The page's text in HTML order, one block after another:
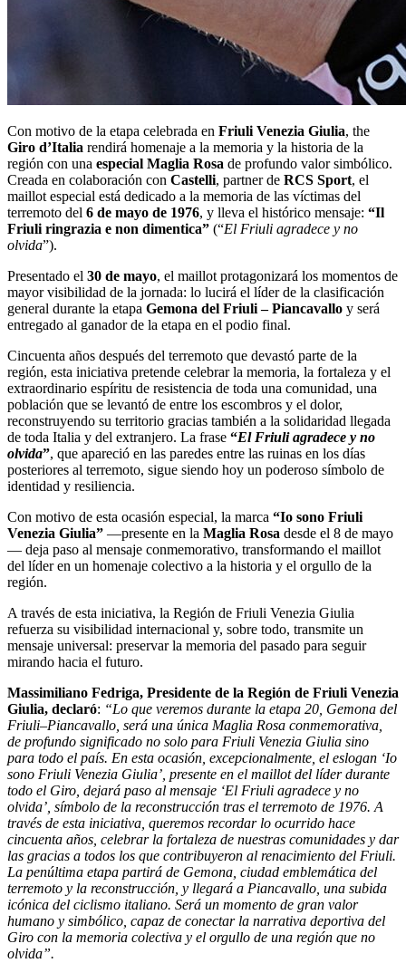
Con motivo de la etapa celebrada en Friuli Venezia Giulia, the
Giro d’Italia rendirá homenaje a la memoria y la historia de la
región con una especial Maglia Rosa de profundo valor simbólico.
Creada en colaboración con Castelli, partner de RCS Sport, el
maillot especial está dedicado a la memoria de las víctimas del
terremoto del 6 de mayo de 1976, y lleva el histórico mensaje: “Il
Friuli ringrazia e non dimentica” (“El Friuli agradece y no
olvida”).
Presentado el 30 de mayo, el maillot protagonizará los momentos de
mayor visibilidad de la jornada: lo lucirá el líder de la clasificación
general durante la etapa Gemona del Friuli – Piancavallo y será
entregado al ganador de la etapa en el podio final.
Cincuenta años después del terremoto que devastó parte de la
región, esta iniciativa pretende celebrar la memoria, la fortaleza y el
extraordinario espíritu de resistencia de toda una comunidad, una
población que se levantó de entre los escombros y el dolor,
reconstruyendo su territorio gracias también a la solidaridad llegada
de toda Italia y del extranjero. La frase “El Friuli agradece y no
olvida”, que apareció en las paredes entre las ruinas en los días
posteriores al terremoto, sigue siendo hoy un poderoso símbolo de
identidad y resiliencia.
Con motivo de esta ocasión especial, la marca “Io sono Friuli
Venezia Giulia” —presente en la Maglia Rosa desde el 8 de mayo
— deja paso al mensaje conmemorativo, transformando el maillot
del líder en un homenaje colectivo a la historia y el orgullo de la
región.
A través de esta iniciativa, la Región de Friuli Venezia Giulia
refuerza su visibilidad internacional y, sobre todo, transmite un
mensaje universal: preservar la memoria del pasado para seguir
mirando hacia el futuro.
Massimiliano Fedriga, Presidente de la Región de Friuli Venezia
Giulia, declaró: “Lo que veremos durante la etapa 20, Gemona del
Friuli–Piancavallo, será una única Maglia Rosa conmemorativa,
de profundo significado no solo para Friuli Venezia Giulia sino
para todo el país. En esta ocasión, excepcionalmente, el eslogan ‘Io
sono Friuli Venezia Giulia’, presente en el maillot del líder durante
todo el Giro, dejará paso al mensaje ‘El Friuli agradece y no
olvida’, símbolo de la reconstrucción tras el terremoto de 1976. A
través de esta iniciativa, queremos recordar lo ocurrido hace
cincuenta años, celebrar la fortaleza de nuestras comunidades y dar
las gracias a todos los que contribuyeron al renacimiento del Friuli.
La penúltima etapa partirá de Gemona, ciudad emblemática del
terremoto y la reconstrucción, y llegará a Piancavallo, una subida
icónica del ciclismo italiano. Será un momento de gran valor
humano y simbólico, capaz de conectar la narrativa deportiva del
Giro con la memoria colectiva y el orgullo de una región que no
olvida”.